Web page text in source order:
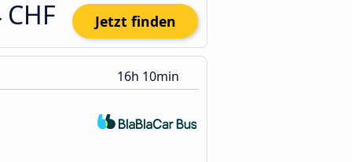
Jetzt finden
16h 10min